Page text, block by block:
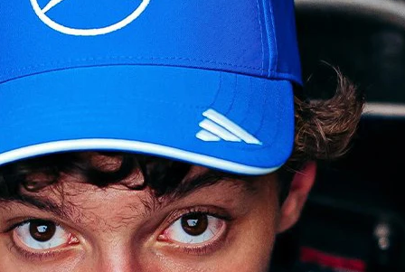
Copyright © 2026 - All right reserved by RaceResult